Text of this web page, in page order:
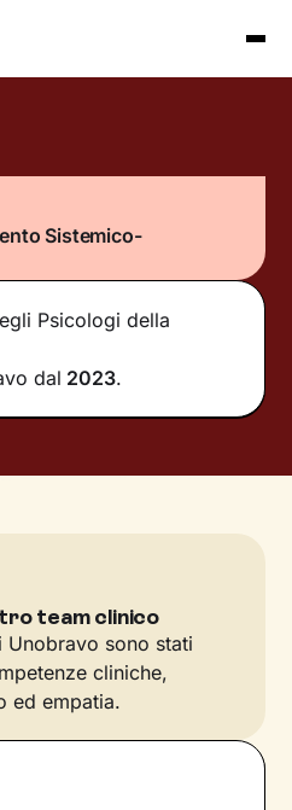
Sistemico-
Psicologi della
dal 2023.
team clinico
sono stati
cliniche,
ed empatia.